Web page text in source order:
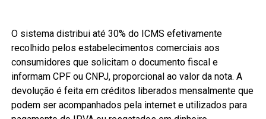
O sistema distribui até 30% do ICMS efetivamente
recolhido pelos estabelecimentos comerciais aos
consumidores que solicitam o documento fiscal e
informam CPF ou CNPJ, proporcional ao valor da nota. A
devolução é feita em créditos liberados mensalmente que
podem ser acompanhados pela internet e utilizados para